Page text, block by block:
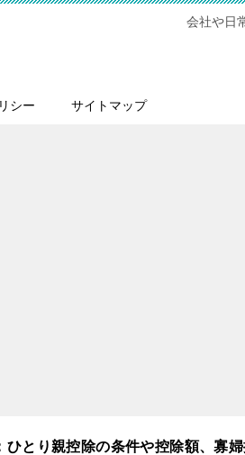
会社や日
シー サイトマップ
ひとり親控除の条件や控除額、寡